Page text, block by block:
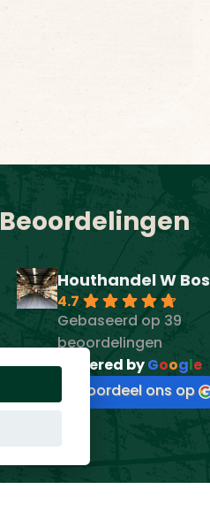
Beoordelingen
Houthandel W Bos
4.7
Gebaseerd op 39
beoordelingen
powered byGoogle
beoordeel ons op